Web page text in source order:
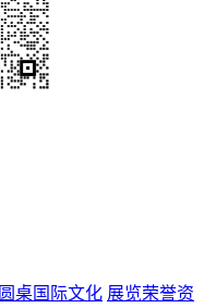
圆桌国际文化 展览荣誉资